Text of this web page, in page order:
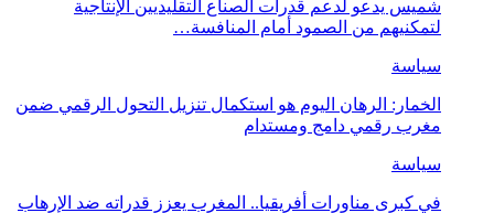
شميس يدعو لدعم قدرات الصناع التقليديين الإنتاجية
لتمكنيهم من الصمود أمام المنافسة…
سياسة
الخمار: الرهان اليوم هو استكمال تنزيل التحول الرقمي ضمن
مغرب رقمي دامج ومستدام
سياسة
في كبرى مناورات أفريقيا.. المغرب يعزز قدراته ضد الإرهاب